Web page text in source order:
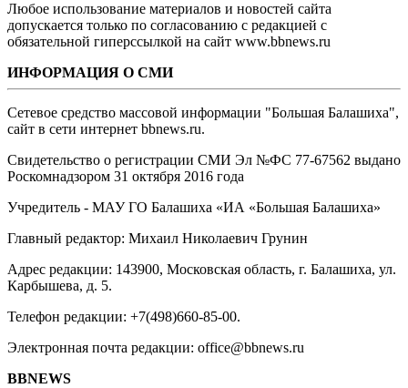
Любое использование материалов и новостей сайта
допускается только по согласованию с редакцией с
обязательной гиперссылкой на сайт www.bbnews.ru
ИНФОРМАЦИЯ О СМИ
Сетевое средство массовой информации "Большая Балашиха",
сайт в сети интернет bbnews.ru.
Свидетельство о регистрации СМИ Эл №ФС ‎77-67562 выдано
Роскомнадзором 31 октября 2016 года
Учредитель - МАУ ГО Балашиха «ИА «Большая Балашиха»
Главный редактор: Михаил Николаевич Грунин
Адрес редакции: 143900, Московская область, г. Балашиха, ул.
Карбышева, д. 5.
Телефон редакции: +7(498)660-85-00.
Электронная почта редакции: office@bbnews.ru
BBNEWS